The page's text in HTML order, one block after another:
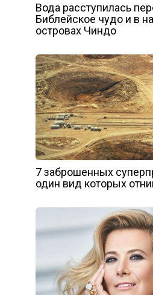
Вода расступилась
Библейское чудо и в
островах Чиндо
7 заброшенных
один вид которых